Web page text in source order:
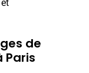
de
Paris